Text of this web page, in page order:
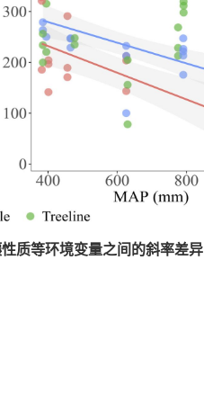
质等环境变量之间的斜率差异